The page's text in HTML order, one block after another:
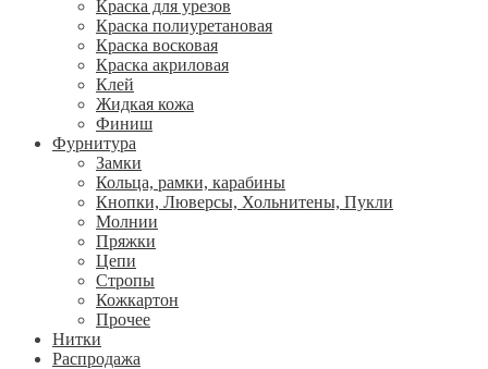
Краска для урезов
Краска полиуретановая
Краска восковая
Краска акриловая
Клей
Жидкая кожа
Финиш
Фурнитура
Замки
Кольца, рамки, карабины
Кнопки, Люверсы, Хольнитены, Пукли
Молнии
Пряжки
Цепи
Стропы
Кожкартон
Прочее
Нитки
Распродажа